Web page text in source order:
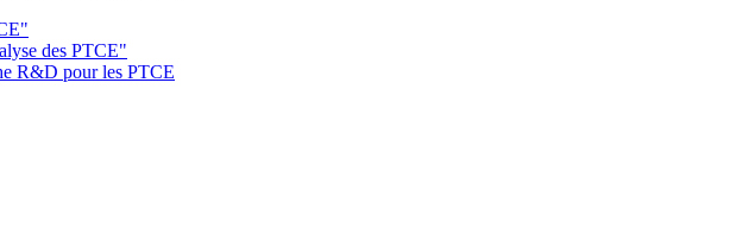
des PTCE"
R&D pour les PTCE